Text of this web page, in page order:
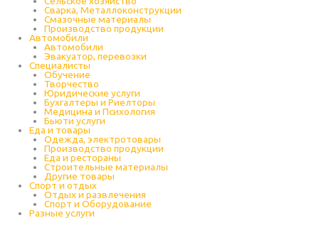
Сварка, Металлоконструкции
Cмазочные материалы
Производство продукции
Автомобили
Автомобили
Эвакуатор, перевозки
Специалисты
Обучение
Творчество
Юридические услуги
Бухгалтеры и Риелторы
Медицина и Психология
Бьюти услуги
Еда и товары
Одежда, электротовары
Производство продукции
Еда и рестораны
Строительные материалы
Другие товары
Спорт и отдых
Отдых и развлечения
Спорт и Оборудование
Разные услуги